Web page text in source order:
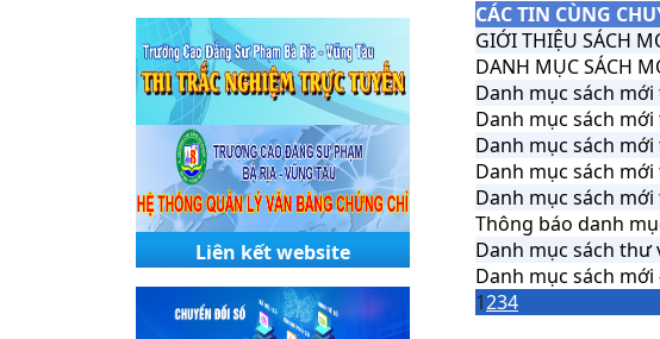
Liên kết website
CÁC TIN CÙNG
GIỚI THIỆU SÁCH
DANH MỤC SÁCH
Danh mục sách
Danh mục sách
Danh mục sách
Danh mục sách
Danh mục sách
Thông báo danh
Danh mục sách thư
Danh mục sách mới
1234